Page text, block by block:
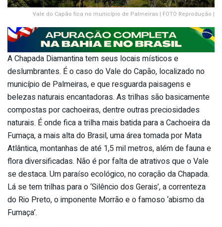
Vale do Capão fica no município de Palmeiras | FOTO Reprodução |
A Chapada Diamantina tem seus locais místicos e
deslumbrantes. É o caso do Vale do Capão, localizado no
município de Palmeiras, e que resguarda paisagens e
belezas naturais encantadoras. As trilhas são basicamente
compostas por cachoeiras, dentre outras preciosidades
naturais. É onde fica a trilha mais batida para a Cachoeira da
Fumaça, a mais alta do Brasil, uma área tomada por Mata
Atlântica, montanhas de até 1,5 mil metros, além de fauna e
flora diversificadas. Não é por falta de atrativos que o Vale
se destaca. Um paraíso ecológico, no coração da Chapada.
Lá se tem trilhas para o ‘Silêncio dos Gerais’, a correnteza
do Rio Preto, o imponente Morrão e o famoso ‘abismo da
Fumaça’.